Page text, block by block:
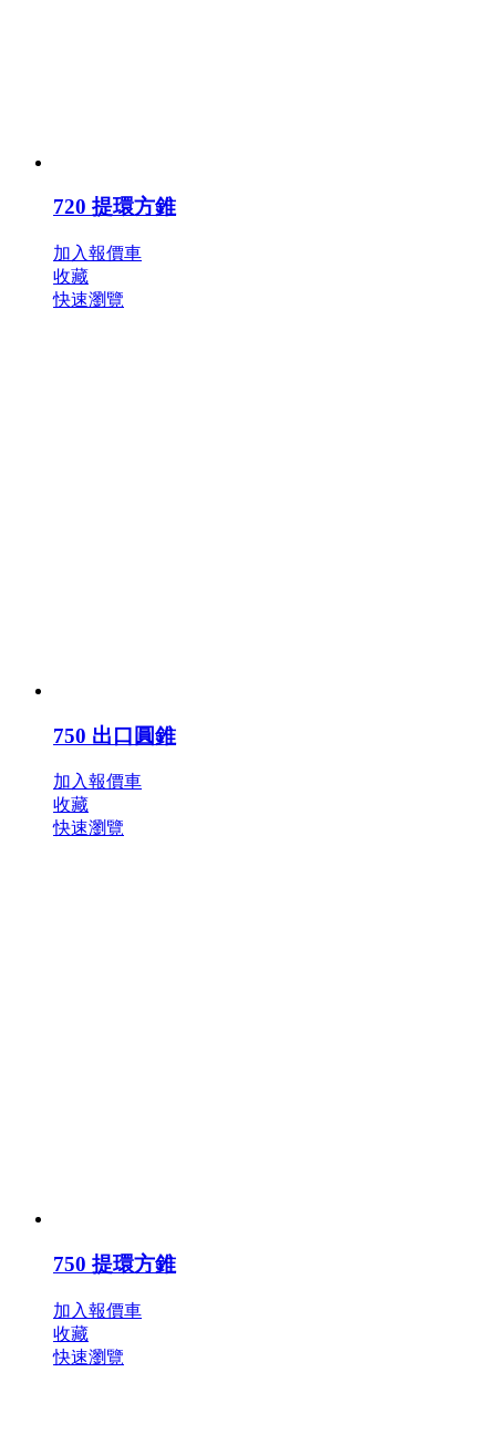
720 提環方錐
加入報價車
收藏
快速瀏覽
750 出口圓錐
加入報價車
收藏
快速瀏覽
750 提環方錐
加入報價車
收藏
快速瀏覽